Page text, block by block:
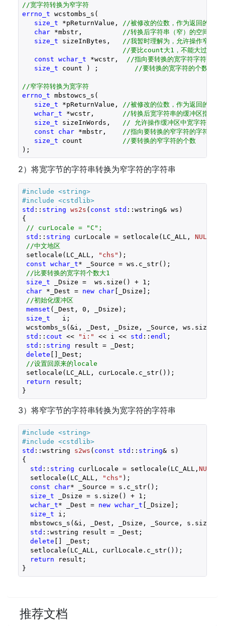
//宽字符转换为窄字符
errno_t wcstombs_s(
size_t *pReturnValue,
//被修改的位数，作为返回的
char *mbstr,
//转换后字符串（窄）的空间指针
size_t sizeInBytes,
//我暂时理解为，允许操作窄字符
//要比count大1，不能大过缓冲
const wchar_t *wcstr,
//指向要转换的宽字符字符串
size_t count ) ; //要转换的宽字符的个数;
//窄字符转换为宽字符
errno_t mbstowcs_s(
size_t *pReturnValue,
//被修改的位数，作为返回的
wchar_t *wcstr,
//转换后宽字符串的缓冲区指针
size_t sizeInWords,
// 允许操作缓冲区中宽字符的个
const
char *mbstr,
//指向要转换的窄字符的字符串
size_t count
//要转换的窄字符的个数
);
2）将宽字节的字符串转换为窄字符的字符串
#include <string>
#include <cstdlib>
std :: string ws2s ( const std ::wstring& ws)
{
// curLocale = "C";
std :: string curLocale = setlocale(LC_ALL, NULL
//中文地区
setlocale(LC_ALL,
"chs"
const wchar_t* _Source = ws.c_str();
//比要转换的宽字符个数大1
size_t _Dsize =  ws.size() + 1
char *_Dest = new char[_Dsize];
//初始化缓冲区
memset (_Dest, 0 ,
size_t
   i;
wcstombs_s(&i, _Dest, _Dsize, _Source,
std :: cout << "i:" << i << std :: endl
std :: string result = _Dest;
delete []_Dest;
//设置回原来的locale
setlocale(LC_ALL,
return result;
}
3）将窄字节的字符串转换为宽字符的字符串
#include <string>
#include <cstdlib>
std :: wstring s2ws ( const std :: string& s)
{
std :: string curlLocale = setlocale(LC_ALL, NULL
  setlocale(LC_ALL,
"chs" );
const
char* _Source = s.c_str();
size_t _Dsize = s.size() + 1 ;
wchar_t* _Dest = new wchar_t [_Dsize];
size_t i;
mbstowcs_s(&i, _Dest, _Dsize, _Source,
std ::wstring result = _Dest;
delete [] _Dest;
  setlocale(LC_ALL, curlLocale.c_str());
return result;
}
推荐文档